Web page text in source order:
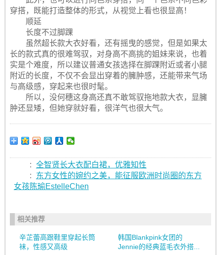
穿搭，既能打造整体的形式，从视觉上看也很显高！
顺延
长度不过脚踝
虽然超长款大衣好看，还有摇曳的感觉，但是如果太
长的款式真的很难驾驭，对身高不高挑的姐妹来说，也着
实是个难度，所以建议普通女孩选择在脚踝附近或者小腿
附近的长度，不仅不会显出穿着的臃肿感，还能带来气场
与高级感，穿起来也很时髦。
所以，没何穗这身高还真不敢驾驭拖地款大衣，显臃
肿还显矮，但她穿就好看，很洋气也很大气。
: 全智贤长大衣配白裙，优雅知性
:
东方女性的婉约之美，能征服欧洲时尚圈的东方
女孩陈瑜EstelleChen
相关推荐
辛芷蕾高跟鞋里穿起长筒
袜，性感又高级
韩国Blankpink女团的
Jennie的经典蓝毛衣外搭...